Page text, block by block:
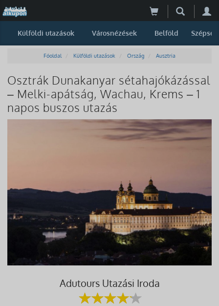
Külföldi utazások Városnézések Belföld Szépség
Főoldal Külföldi utazások Ország Ausztria
Osztrák Dunakanyar sétahajókázással
– Melki-apátság, Wachau, Krems – 1
napos buszos utazás
Adutours Utazási Iroda